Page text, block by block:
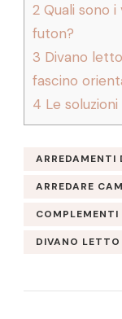
2 Quali sono
futon?
3 Divano
fascino
4 Le
ARREDAMENTI
ARREDARE
COMPLEMENTI
DIVANO LETTO